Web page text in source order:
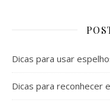
Dicas para usar
Dicas para reconhecer